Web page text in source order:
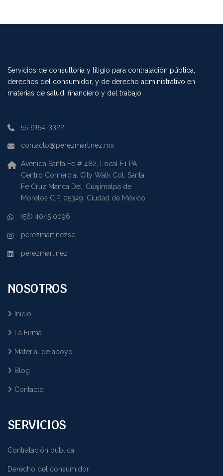
Servicios de consultoría y litigio para contratación pública,
derechos del consumidor, y de derecho administrativo en
materias de salud, financiero y del trabajo
55-9154-3322
contacto@perezmartinez.mx
Avenida Santa Fe # 482, Local F1 PA
Centro Comercial City Walk Col. Santa
Fe Cruz Manca Del. Cuajimalpa de
Morelos C.P. 05349, Ciudad de México
(56) 4045 0096
perezmartinezsc
perezmartinez
NOSOTROS
Inicio
La Firma
Material de apoyo
Blog
Contacto
SERVICIOS
Contratación pública
Derecho del consumidor